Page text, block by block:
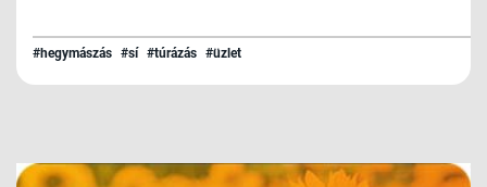
#hegymászás #sí #túrázás #üzlet